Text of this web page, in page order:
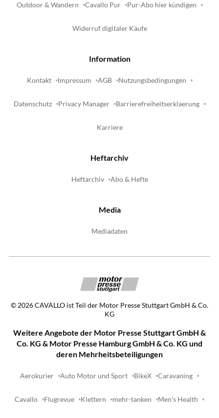
Outdoor & Wandern Cavallo Pur Pur-Abo hier kündigen
Widerruf digitaler Käufe
Information
Kontakt Impressum AGB Nutzungsbedingungen
Datenschutz Privacy Manager Barrierefreiheitserklaerung
Karriere
Heftarchiv
Heftarchiv Abo & Hefte
Media
Mediadaten
© 2026CAVALLO ist Teil der Motor Presse Stuttgart GmbH & Co.
KG
Weitere Angebote der Motor Presse Stuttgart GmbH &
Co. KG & Motor Presse Hamburg GmbH & Co. KG und
deren Mehrheitsbeteiligungen
Aerokurier Auto Motor und Sport BikeX Caravaning
Cavallo Flugrevue Klettern mehr-tanken Men's Health